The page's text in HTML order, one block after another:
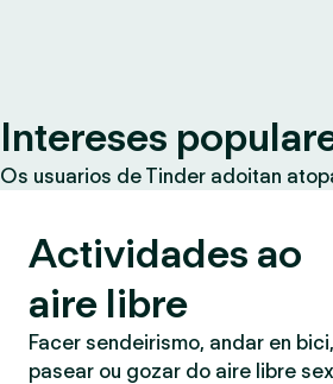
Intereses
Os usuarios de Tinder adoitan
Actividades ao
aire libre
Facer sendeirismo, andar en bici,
pasear ou gozar do aire libre